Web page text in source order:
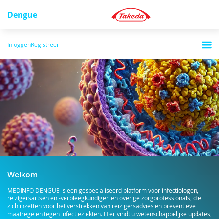
Dengue
InloggenRegistreer
Welkom
MEDINFO DENGUE is een gespecialiseerd platform voor infectiologen,
reizigersartsen en -verpleegkundigen en overige zorgprofessionals, die
zich inzetten voor het verstrekken van reizigersadvies en preventieve
maatregelen tegen infectieziekten. Hier vindt u wetenschappelijke updates,